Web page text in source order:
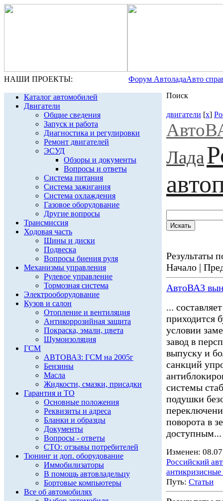
НАШИ ПРОЕКТЫ: Форум АвтоладаАвто
Каталог автомобилей
Двигатели
Общие сведения
Запуск и работа
Диагностика и регулировки
Ремонт двигателей
ЭСУД
Обзоры и документы
Вопросы и ответы
Система питания
Система зажигания
Система охлаждения
Газовое оборудование
Другие вопросы
Трансмиссия
Ходовая часть
Шины и диски
Подвеска
Вопросы биения руля
Механизмы управления
Рулевое управление
Тормозная система
Электрооборудование
Кузов и салон
Отопление и вентиляция
Антикоррозийная защита
Покраска, эмали, цвета
Шумоизоляция
ГСМ
АВТОВАЗ: ГСМ на 2005г
Бензины
Масла
Жидкости, смазки, присадки
Гарантия и ТО
Основные положения
Реквизиты и адреса
Бланки и образцы
Документы
Вопросы - ответы
СТО: отзывы потребителей
Тюнинг и доп. оборудование
Иммобилизаторы
В помощь автовладельцу
Бортовые компьютеры
Все об автомобилях
Поиск
двигатели [x]
Лада
Результаты
Начало |
АвтоВАЗ
...
приходится
условии
завод в
выпуску и
санкций
системы
подушки
поворота в
доступным...
Изменен:
Российский
Путь: Статьи